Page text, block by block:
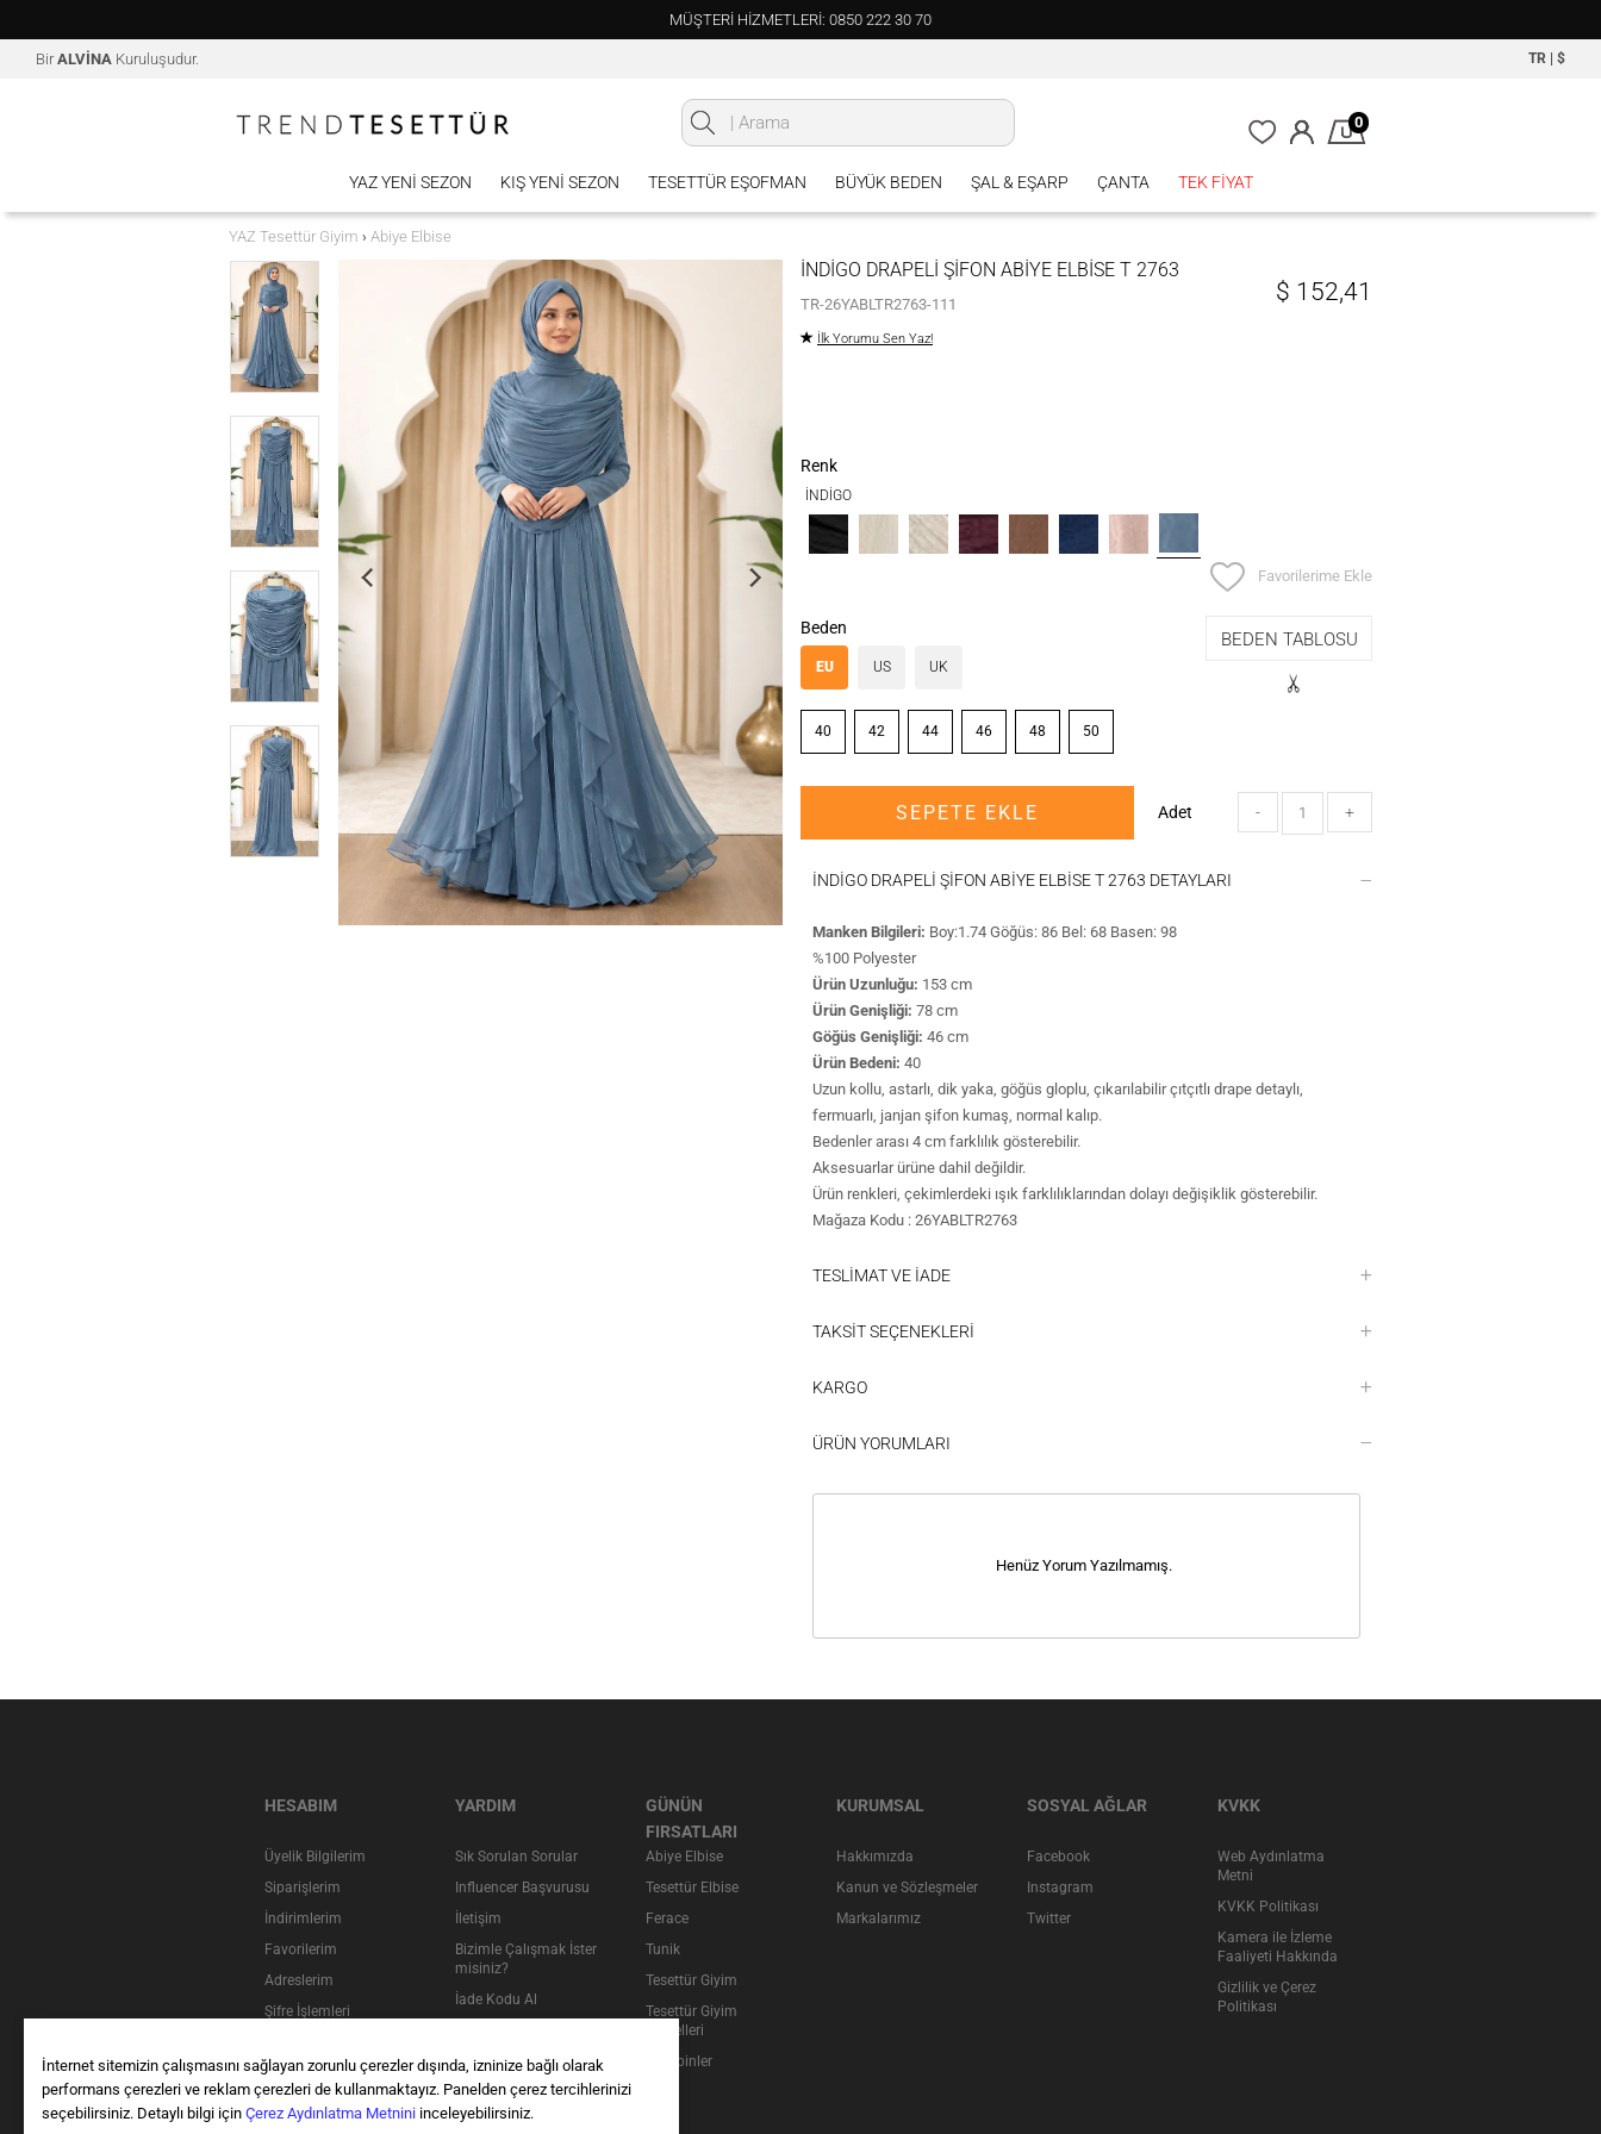
MÜŞTERİ HİZMETLERİ: 0850 222 30 70
Bir ALVİNA Kuruluşudur. TR $
0
YAZ YENI SEZON KIŞ YENI SEZON TESETTÜR EŞOFMAN BÜYÜK BEDEN ŞAL & EŞARP ÇANTA TEK FİYAT
YAZ Tesettür Giyim › Abiye Elbise
İNDİGO DRAPELİ ŞİFON ABİYE ELBİSE T 2763
TR-26YABLTR2763-111
İlk Yorumu Sen Yaz!
$ 152,41
Renk
İNDİGO
SİYAH
BEJ BORDO
Favorilerime Ekle
Beden
EU US UK
40 42 44 46 48 50
BEDEN TABLOSU
SEPETE EKLE Adet - +
İNDİGO DRAPELİ ŞİFON ABİYE ELBİSE T 2763 DETAYLARI
Manken Bilgileri: Boy:1.74 Göğüs: 86 Bel: 68 Basen: 98
%100 Polyester
Ürün Uzunluğu: 153 cm
Ürün Genişliği: 78 cm
Göğüs Genişliği: 46 cm
Ürün Bedeni: 40
Uzun kollu, astarlı, dik yaka, göğüs gloplu, çıkarılabilir çıtçıtlı drape detaylı,
fermuarlı, janjan şifon kumaş, normal kalıp.
Bedenler arası 4 cm farklılık gösterebilir.
Aksesuarlar ürüne dahil değildir.
Ürün renkleri, çekimlerdeki ışık farklılıklarından dolayı değişiklik gösterebilir.
Mağaza Kodu : 26YABLTR2763
TESLİMAT VE İADE
TAKSİT SEÇENEKLERİ
KARGO
ÜRÜN YORUMLARI
Henüz Yorum Yazılmamış.
HESABIM
Üyelik Bilgilerim
Siparişlerim
İndirimlerim
Favorilerim
Adreslerim
Şifre İşlemleri
YARDIM
Sık Sorulan Sorular
Influencer Başvurusu
İletişim
Bizimle Çalışmak İster
misiniz?
İade Kodu Al
Yurtdışı İade
GÜNÜN
FIRSATLARI
Abiye Elbise
Tesettür Elbise
Ferace
Tunik
Tesettür Giyim
Tesettür Giyim
Modelleri
Kombinler
KURUMSAL
Hakkımızda
Kanun ve Sözleşmeler
Markalarımız
SOSYAL AĞLAR
Facebook
Instagram
Twitter
KVKK
Web Aydınlatma
Metni
KVKK Politikası
Kamera ile İzleme
Faaliyeti Hakkında
Gizlilik ve Çerez
Politikası
İnternet sitemizin çalışmasını sağlayan zorunlu çerezler dışında, izninize bağlı olarak
performans çerezleri ve reklam çerezleri de kullanmaktayız. Panelden çerez tercihlerinizi
seçebilirsiniz. Detaylı bilgi için Çerez Aydınlatma Metnini inceleyebilirsiniz.